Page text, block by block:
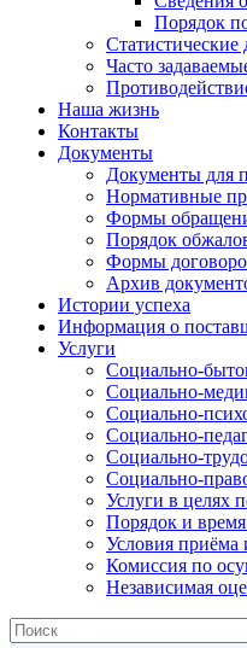
Порядок
Статистические
Часто
Наша жизнь
Контакты
Документы
Документы для
Нормативные
Формы
Порядок
Формы
Архив
Истории успеха
Информация о
Услуги
Социально-
Социально-
Социально-
Социально-
Социально-
Социально-
Услуги в целях
Порядок и
Условия приёма
Комиссия по
Независимая